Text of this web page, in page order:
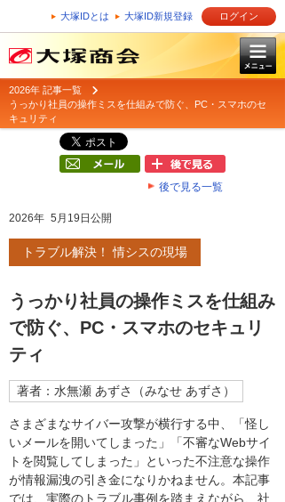
大塚IDとは 大塚ID新規登録 ログイン
2026年 記事一覧
うっかり社員の操作ミスを仕組みで防ぐ、PC・スマホのセ
キュリティ
後で見る一覧
2026年 5月19日公開
トラブル解決！ 情シスの現場
うっかり社員の操作ミスを仕組み
で防ぐ、PC・スマホのセキュリ
ティ
著者：水無瀬 あずさ（みなせ あずさ）
さまざまなサイバー攻撃が横行する中、「怪し
いメールを開いてしまった」「不審なWebサイ
トを閲覧してしまった」といった不注意な操作
が情報漏洩の引き金になりかねません。本記事
では、実際のトラブル事例を踏まえながら、社